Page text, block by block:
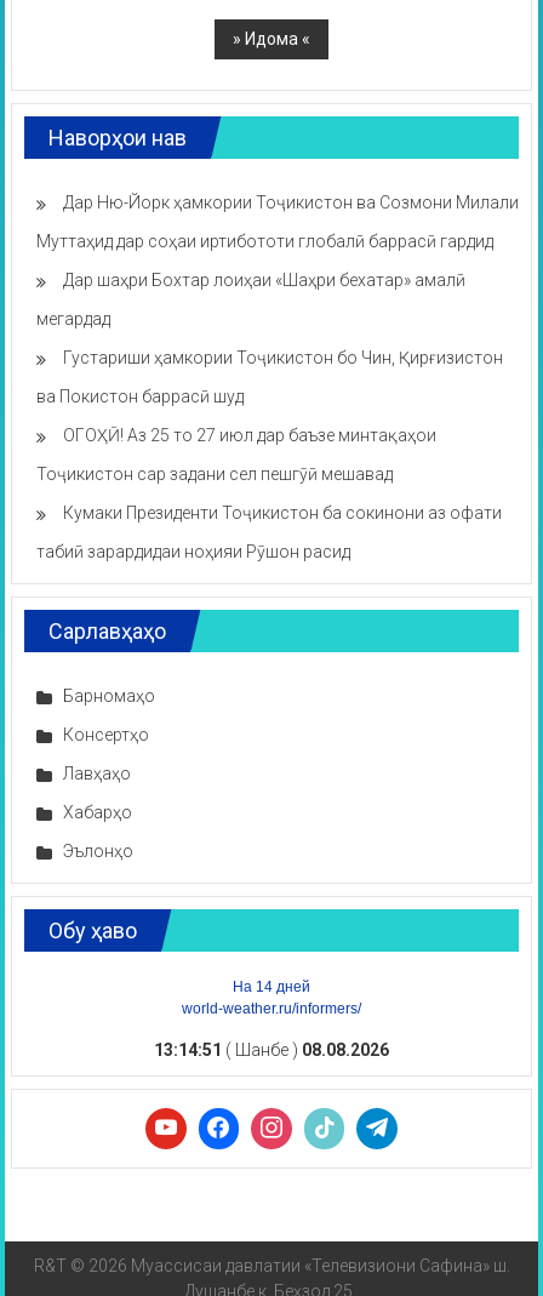
Наворҳои нав
Дар Ню-Йорк ҳамкории Тоҷикистон ва Созмони Милали
Муттаҳид дар соҳаи иртибототи глобалӣ баррасӣ гардид
Дар шаҳри Бохтар лоиҳаи «Шаҳри бехатар» амалӣ
мегардад
Густариши ҳамкории Тоҷикистон бо Чин, Қирғизистон
ва Покистон баррасӣ шуд
ОГОҲӢ! Аз 25 то 27 июл дар баъзе минтақаҳои
Тоҷикистон сар задани сел пешгӯӣ мешавад
Кумаки Президенти Тоҷикистон ба сокинони аз офати
табиӣ зарардидаи ноҳияи Рӯшон расид
Сарлавҳаҳо
Барномаҳо
Консертҳо
Лавҳаҳо
Хабарҳо
Эълонҳо
Обу ҳаво
На 14 дней
world-weather.ru/informers/
13:14:52 ( Шанбе ) 08.08.2026
R&T © 2026 Муассисаи давлатии «Телевизиони Сафина» ш.
Душанбе к. Беҳзод 25.